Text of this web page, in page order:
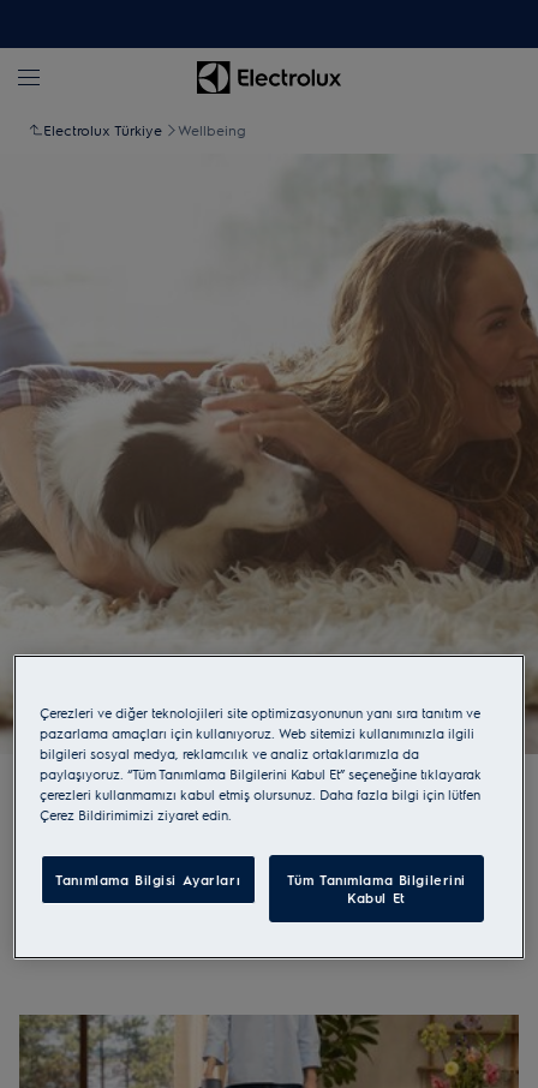
Electrolux Türkiye Wellbeing
Temiz bir ev ortamının sağlığınız
üzerine etkisi
Electrolux olarak temiz bir ev ortamının hayatınızı
değiştirebileceğini düşünüyoruz. Yapılan araştırmada
%85'i daha rahat hissettiğni ve %76'sı daha iyi uyuduğunu
gelişmiş filtreleme sistemli süpürgeler tasarlıyoruz.
Alerjiler ile ilgili yazımızı okumak için lütfen tıklayınız.
Çerezleri ve diğer teknolojileri site optimizasyonunun yanı sıra tanıtım ve
pazarlama amaçları için kullanıyoruz. Web sitemizi kullanımınızla ilgili
bilgileri sosyal medya, reklamcılık ve analiz ortaklarımızla da
paylaşıyoruz. “Tüm Tanımlama Bilgilerini Kabul Et” seçeneğine tıklayarak
çerezleri kullanmamızı kabul etmiş olursunuz. Daha fazla bilgi için lütfen
Çerez Bildirimimizi ziyaret edin.
Tanımlama Bilgisi Ayarları
Tüm Tanımlama Bilgilerini
Kabul Et